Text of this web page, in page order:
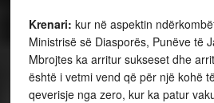
Krenari: kur në aspektin
Ministrisë së Diasporës, Punëve të
Mbrojtes ka arritur sukseset dhe
është i vetmi vend që për një kohë
qeverisje nga zero, kur ka patur